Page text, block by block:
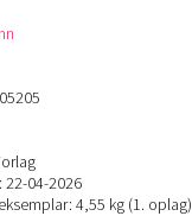
22-04-2026
4,55 kg (1. oplag)